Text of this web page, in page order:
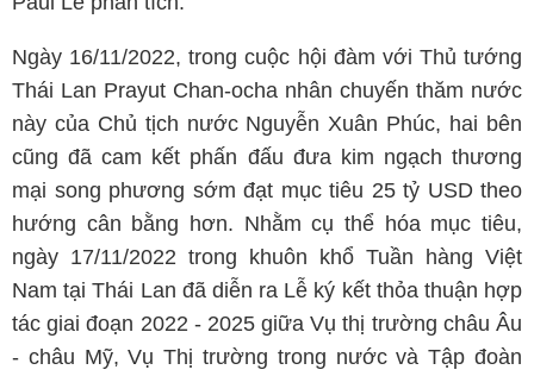
Ngày 16/11/2022, trong cuộc hội đàm với Thủ tướng
Thái Lan Prayut Chan-ocha nhân chuyến thăm nước
này của Chủ tịch nước Nguyễn Xuân Phúc, hai bên
cũng đã cam kết phấn đấu đưa kim ngạch thương
mại song phương sớm đạt mục tiêu 25 tỷ USD theo
hướng cân bằng hơn. Nhằm cụ thể hóa mục tiêu,
ngày 17/11/2022 trong khuôn khổ Tuần hàng Việt
Nam tại Thái Lan đã diễn ra Lễ ký kết thỏa thuận hợp
tác giai đoạn 2022 - 2025 giữa Vụ thị trường châu Âu
- châu Mỹ, Vụ Thị trường trong nước và Tập đoàn